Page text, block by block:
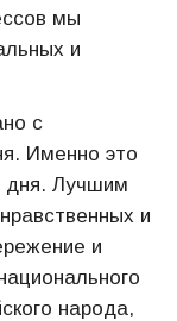
мы
и
с
Именно это
дня. Лучшим
и
и
народа,